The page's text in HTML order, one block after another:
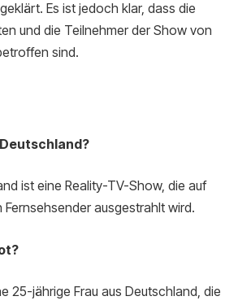
Es ist jedoch klar, dass die
und die Teilnehmer der Show von
sind.
ist eine Reality-TV-Show, die auf
ausgestrahlt wird.
25-jährige Frau aus Deutschland, die